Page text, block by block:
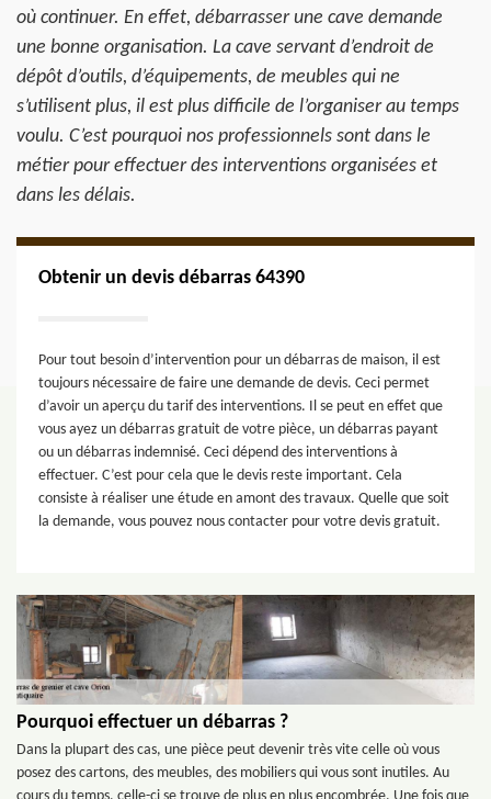
où continuer. En effet, débarrasser une cave demande
une bonne organisation. La cave servant d’endroit de
dépôt d’outils, d’équipements, de meubles qui ne
s’utilisent plus, il est plus difficile de l’organiser au temps
voulu. C’est pourquoi nos professionnels sont dans le
métier pour effectuer des interventions organisées et
dans les délais.
Obtenir un devis débarras 64390
Pour tout besoin d’intervention pour un débarras de maison, il est
toujours nécessaire de faire une demande de devis. Ceci permet
d’avoir un aperçu du tarif des interventions. Il se peut en effet que
vous ayez un débarras gratuit de votre pièce, un débarras payant
ou un débarras indemnisé. Ceci dépend des interventions à
effectuer. C’est pour cela que le devis reste important. Cela
consiste à réaliser une étude en amont des travaux. Quelle que soit
la demande, vous pouvez nous contacter pour votre devis gratuit.
Pourquoi effectuer un débarras ?
Dans la plupart des cas, une pièce peut devenir très vite celle où vous
posez des cartons, des meubles, des mobiliers qui vous sont inutiles. Au